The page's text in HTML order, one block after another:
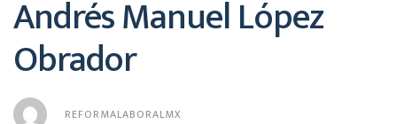
Andrés Manuel López
Obrador
REFORMALABORALMX